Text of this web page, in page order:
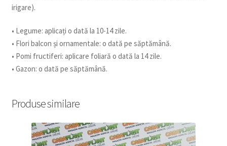
irigare).
• Legume: aplicați o dată la 10-14 zile.
• Flori balcon și ornamentale: o dată pe săptămână.
• Pomi fructiferi: aplicare foliară o dată la 14 zile.
• Gazon: o dată pe săptămână.
Produse similare